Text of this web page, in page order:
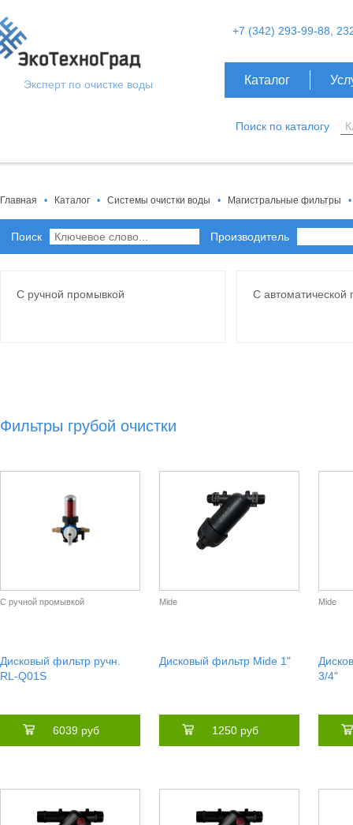
Эксперт по очистке воды
+7 (342) 293-99-88,
Каталог
Поиск по каталогу
Главная • Каталог • Системы очистки воды • Магистральные фильтры •
Поиск Производитель
С ручной промывкой С автоматической
Фильтры грубой очистки
С ручной промывкой
Дисковый фильтр ручн.
RL-Q01S
6039 руб
Mide
Дисковый фильтр Mide 1"
1250 руб
Mide
3/4"